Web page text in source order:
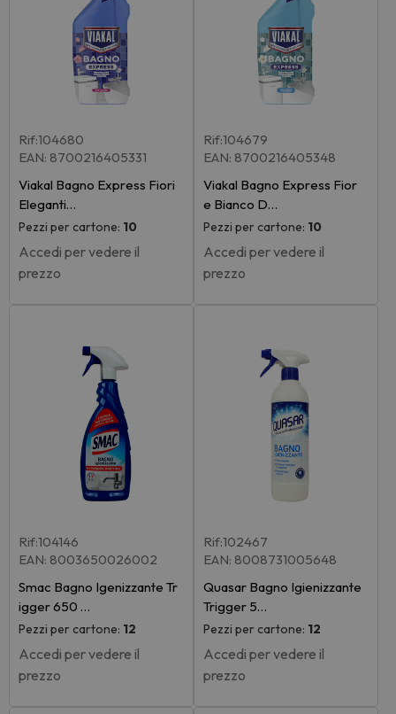
Rif:104680
EAN: 8700216405331
Viakal Bagno Express Fiori
Eleganti…
Pezzi per cartone: 10
Accedi per vedere il
prezzo
Rif:104679
EAN: 8700216405348
Viakal Bagno Express Fior
e Bianco D…
Pezzi per cartone: 10
Accedi per vedere il
prezzo
Rif:104146
EAN: 8003650026002
Smac Bagno Igenizzante Tr
igger 650 …
Pezzi per cartone: 12
Accedi per vedere il
prezzo
Rif:102467
EAN: 8008731005648
Quasar Bagno Igienizzante
Trigger 5…
Pezzi per cartone: 12
Accedi per vedere il
prezzo